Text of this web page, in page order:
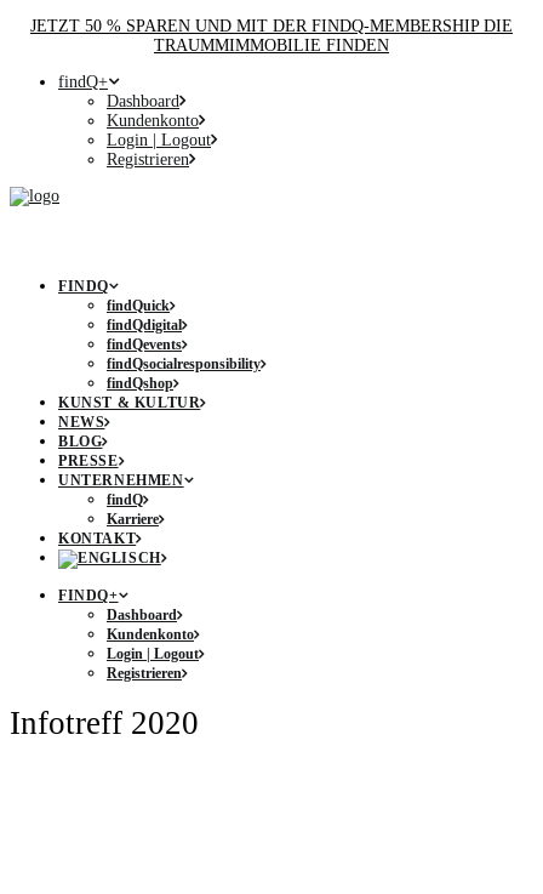
JETZT 50 % SPAREN UND MIT DER FINDQ-MEMBERSHIP DIE
TRAUMMIMMOBILIE FINDEN
findQ+
Dashboard
Kundenkonto
Login | Logout
Registrieren
FINDQ
findQuick
findQdigital
findQevents
findQsocialresponsibility
findQshop
KUNST & KULTUR
NEWS
BLOG
PRESSE
UNTERNEHMEN
findQ
Karriere
KONTAKT
FINDQ+
Dashboard
Kundenkonto
Login | Logout
Registrieren
Infotreff 2020